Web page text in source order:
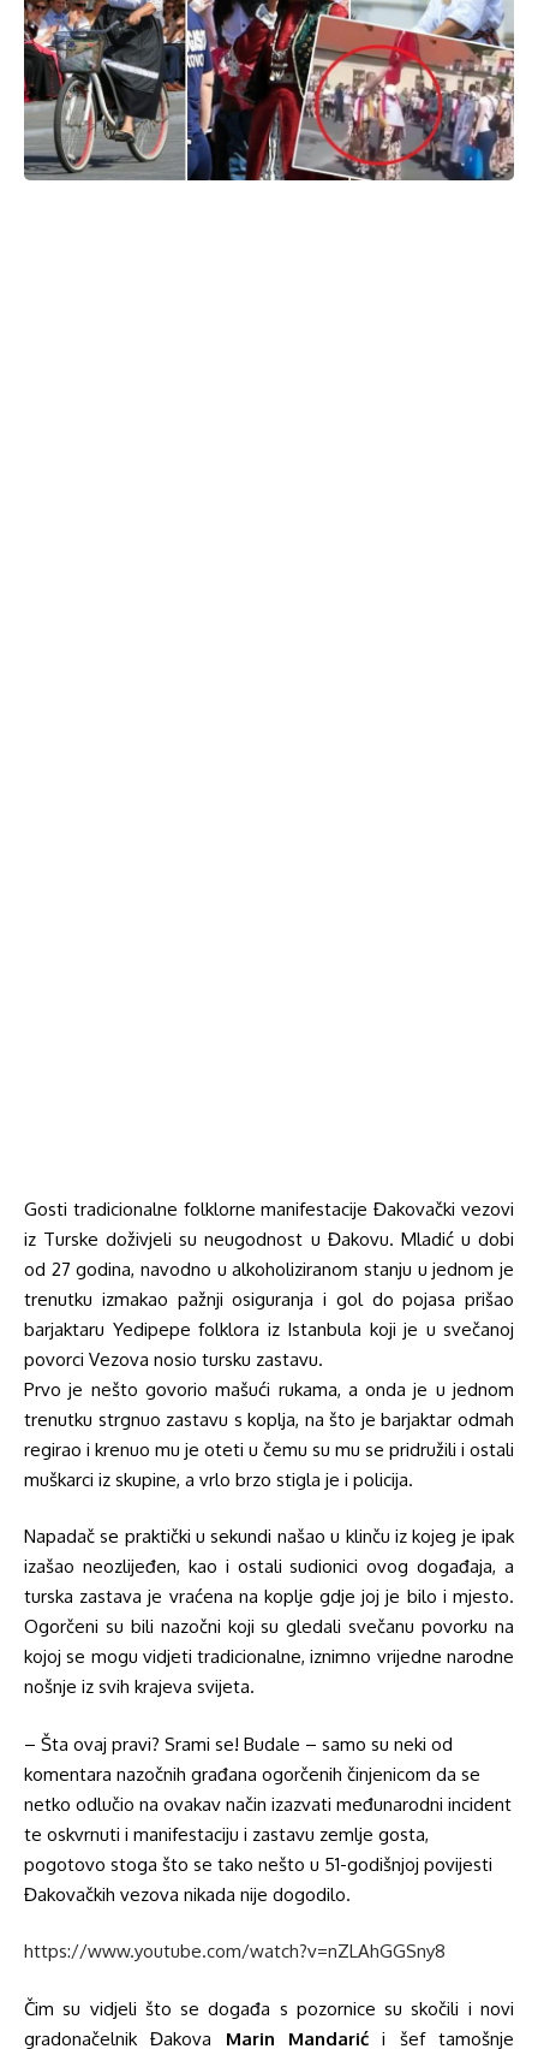
Gosti tradicionalne folklorne manifestacije Đakovački vezovi
iz Turske doživjeli su neugodnost u Đakovu. Mladić u dobi
od 27 godina, navodno u alkoholiziranom stanju u jednom je
trenutku izmakao pažnji osiguranja i gol do pojasa prišao
barjaktaru Yedipepe folklora iz Istanbula koji je u svečanoj
povorci Vezova nosio tursku zastavu.
Prvo je nešto govorio mašući rukama, a onda je u jednom
trenutku strgnuo zastavu s koplja, na što je barjaktar odmah
regirao i krenuo mu je oteti u čemu su mu se pridružili i ostali
muškarci iz skupine, a vrlo brzo stigla je i policija.
Napadač se praktički u sekundi našao u klinču iz kojeg je ipak
izašao neozlijeđen, kao i ostali sudionici ovog događaja, a
turska zastava je vraćena na koplje gdje joj je bilo i mjesto.
Ogorčeni su bili nazočni koji su gledali svečanu povorku na
kojoj se mogu vidjeti tradicionalne, iznimno vrijedne narodne
nošnje iz svih krajeva svijeta.
– Šta ovaj pravi? Srami se! Budale – samo su neki od
komentara nazočnih građana ogorčenih činjenicom da se
netko odlučio na ovakav način izazvati međunarodni incident
te oskvrnuti i manifestaciju i zastavu zemlje gosta,
pogotovo stoga što se tako nešto u 51-godišnjoj povijesti
Đakovačkih vezova nikada nije dogodilo.
https://www.youtube.com/watch?v=nZLAhGGSny8
Čim su vidjeli što se događa s pozornice su skočili i novi
gradonačelnik Đakova Marin Mandarić i šef tamošnje